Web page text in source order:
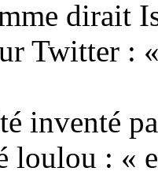
dirait
Twitter :
inventé
loulou : «